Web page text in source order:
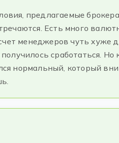
предлагаемые
Есть много
менеджеров чуть хуже
сработаться.
нормальный, который